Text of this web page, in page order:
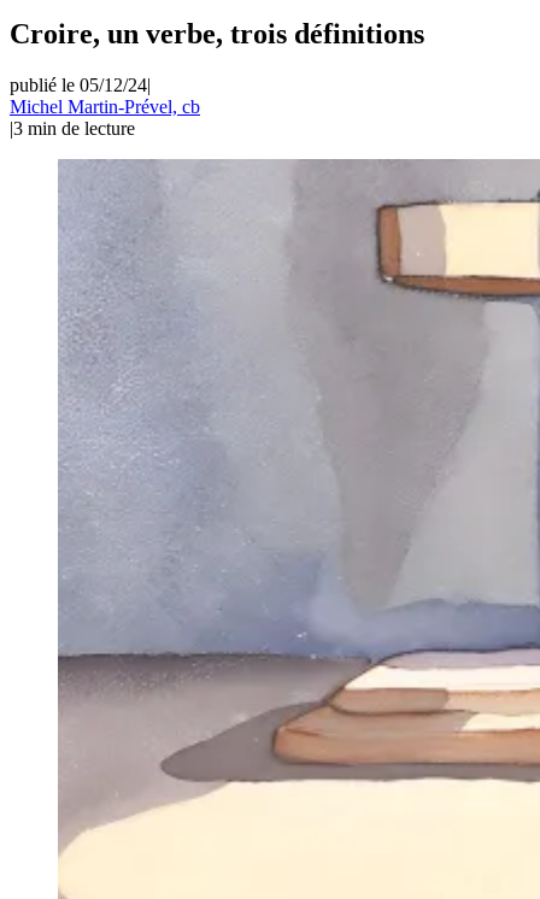
Croire, un verbe, trois définitions
publié le 05/12/24|
Michel Martin-Prével, cb
|3 min de lecture